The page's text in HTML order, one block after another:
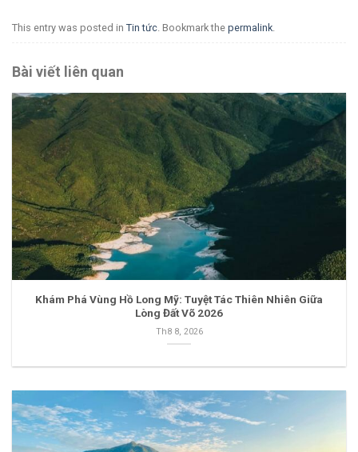
This entry was posted in Tin tức. Bookmark the permalink.
Bài viết liên quan
Khám Phá Vùng Hồ Long Mỹ: Tuyệt Tác Thiên Nhiên Giữa
Lòng Đất Võ 2026
Th8 8, 2026